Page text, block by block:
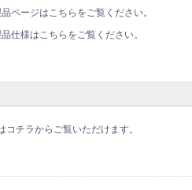
ページはこちらをご覧ください。
仕様はこちらをご覧ください。
コチラからご覧いただけます。